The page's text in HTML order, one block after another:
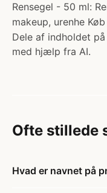
Rensegel - 50 ml:
makeup, urenhe
Dele af indholdet
med hjælp fra AI.
Ofte stillede
Hvad er navnet på